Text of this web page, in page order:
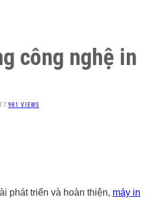
công nghệ in
981 VIEWS
phát triển và hoàn thiện, máy in